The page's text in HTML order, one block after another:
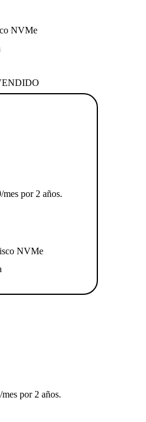
NVMe
por 2 años.
NVMe
por 2 años.